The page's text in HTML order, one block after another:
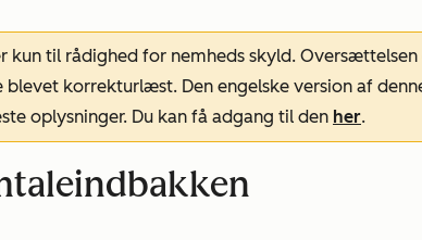
kun til rådighed for nemheds skyld.
korrekturlæst. Den engelske version af
oplysninger. Du kan få adgang til den her.